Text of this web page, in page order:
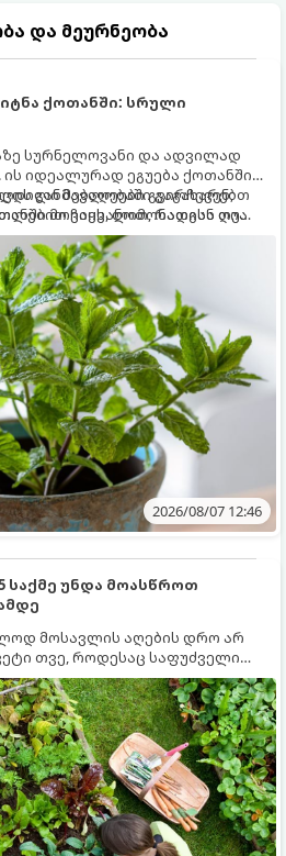
და მეურნეობა
ქოთანში: სრული
სურნელოვანი და ადვილად
იდეალურად ეგუება ქოთანში
მებაღეები გვირჩევენ,
მოვიყვანოთ, რადგან ღია
ის ფესვებით ძალიან
მცენარეებს ავიწროებს.
განმავლობაში გაგახარებთ
ჩაის, ლიმონათისა თუ
2026/08/07 12:46
საქმე უნდა მოასწროთ
მოსავლის აღების დრო არ
თვე, როდესაც საფუძველი
და ბაღი მზადდება
იმისათვის, რომ
ხოლო მცენარეებმა
ბოლომდე 5
უნდა მოასწროთ: